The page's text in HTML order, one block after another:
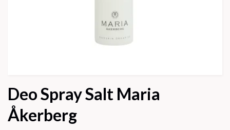
Deo Spray Salt Maria
Åkerberg